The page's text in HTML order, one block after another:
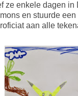
ze enkele dagen in
en stuurde
aan alle